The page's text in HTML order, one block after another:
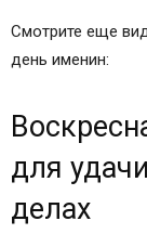
Смотрите еще
день именин:
для
делах